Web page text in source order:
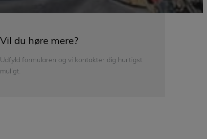
Vil du høre mere?
Udfyld formularen og vi kontakter dig hurtigst
muligt.